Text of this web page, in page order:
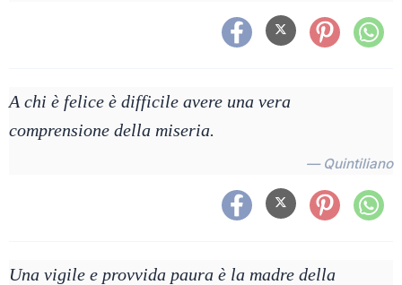
A chi è felice è difficile avere una vera
comprensione della miseria.
— Quintiliano
Una vigile e provvida paura è la madre della